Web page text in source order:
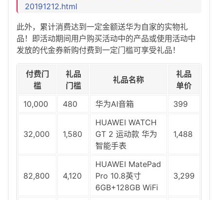
20191212.html
此外，累计消费达到一定金额送华为自家的实物礼
品！即活动期间用户购买活动中的产品或使用活动中
发放的代金券新购付费到一定门槛可享受礼品！
付费门
槛
礼品
门槛
礼品名称
礼品
单价
10,000
480 华为AI音箱 399
32,000 1,580
HUAWEI WATCH
GT 2 运动款 华为
智能手表
1,488
82,800 4,120
HUAWEI MatePad
Pro 10.8英寸
6GB+128GB WiFi
3,299